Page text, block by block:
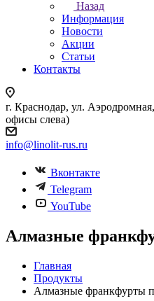
Назад
Информация
Новости
Акции
Статьи
Контакты
г. Краснодар, ул.
офисы слева)
info@linolit-rus.ru
Вконтакте
Telegram
YouTube
Алмазные
Главная
Продукты
Алмазные франкфурты